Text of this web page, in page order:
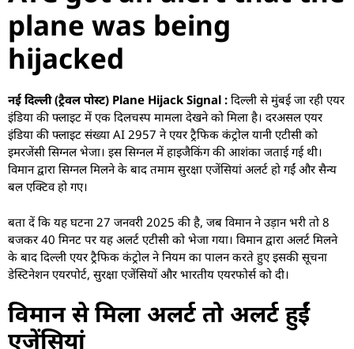
plane was being
hijacked
नई दिल्ली (ट्रैवल पोस्ट) Plane Hijack Signal : दिल्ली से मुंबई जा रही एयर
इंडिया की फ्लाइट में एक दिलचस्प मामला देखने को मिला है। दरअसल एयर
इंडिया की फ्लाइट संख्या AI 2957 ने एयर ट्रैफिक कंट्रोल यानी एटीसी को
इमरजेंसी सिग्नल भेजा। इस सिग्नल में हाइजैकिंग की आशंका जताई गई थी।
विमान द्वारा सिग्नल मिलने के बाद तमाम सुरक्षा एजेंसियां अलर्ट हो गईं और सैन्य
बल एक्टिव हो गए।
बता दें कि यह घटना 27 जनवरी 2025 की है, जब विमान ने उड़ान भरी तो 8
बजकर 40 मिनट पर यह अलर्ट एटीसी को भेजा गया। विमान द्वारा अलर्ट मिलने
के बाद दिल्ली एयर ट्रैफिक कंट्रोल ने नियम का पालन करते हुए इसकी सूचना
डेस्टिनेशन एयरपोर्ट, सुरक्षा एजेंसियों और भारतीय एयरफोर्स को दी।
विमान से मिला अलर्ट तो अलर्ट हुईं
एजेंसियां